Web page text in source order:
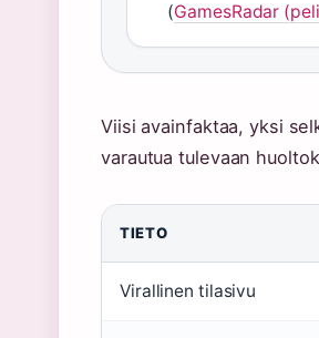
(GamesRadar
Viisi avainfaktaa, yksi
varautua tulevaan
TIETO
Virallinen tilasivu